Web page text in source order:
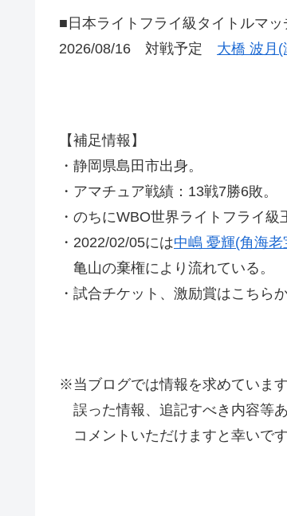
■日本ライトフライ級タイトルマッ
2026/08/16 対戦予定 大橋 波月(
【補足情報】
・静岡県島田市出身。
・アマチュア戦績：13戦7勝6敗。
・のちにWBO世界ライトフライ
・2022/02/05には中嶋 憂輝(角海老
亀山の棄権により流れている。
・試合チケット、激励賞はこちら
※当ブログでは情報を求めています
誤った情報、追記すべき内容等
コメントいただけますと幸いです